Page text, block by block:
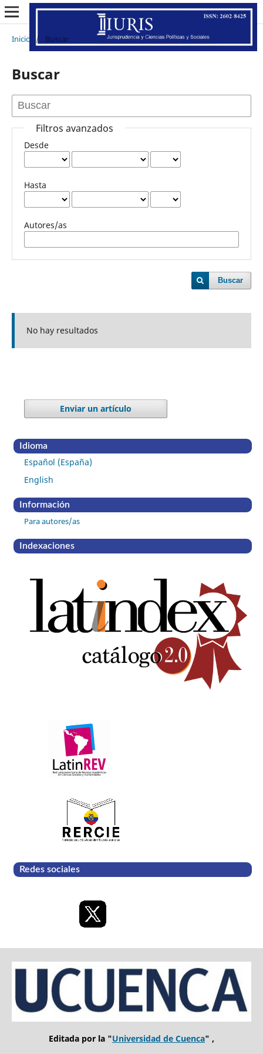
Inicio / Buscar
Buscar
Filtros avanzados
Desde
Hasta
Autores/as
Buscar
No hay resultados
Enviar un artículo
Idioma
Español (España)
English
Información
Para autores/as
Indexaciones
Redes sociales
Editada por la "Universidad de Cuenca" ,